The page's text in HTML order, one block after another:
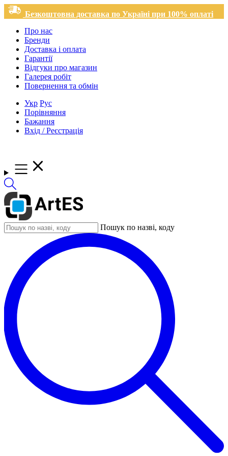
Безкоштовна доставка по Україні при 100% оплаті
Про нас
Бренди
Доставка і оплата
Гарантії
Відгуки про магазин
Галерея робіт
Повернення та обмін
Укр Рус
Порівняння
Бажання
Вхід / Реєстрація
Пошук по назві, коду